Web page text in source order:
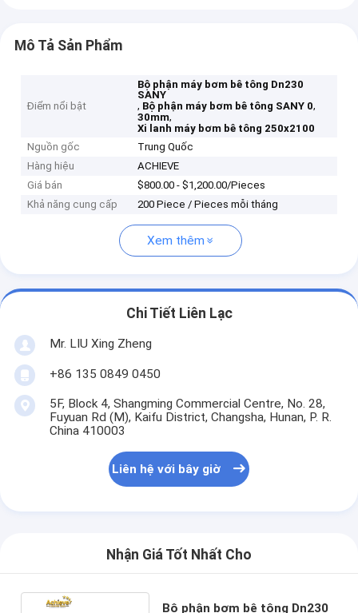
Mô Tả Sản Phẩm
Điểm nổi bật
Bộ phận máy bơm bê tông Dn230
SANY
, Bộ phận máy bơm bê tông SANY 0,
30mm,
Xi lanh máy bơm bê tông 250x2100
Nguồn gốc
Trung Quốc
Hàng hiệu
ACHIEVE
Giá bán
$800.00 - $1,200.00/Pieces
Khả năng cung cấp
200 Piece / Pieces mỗi tháng
Xem thêm
Chi Tiết Liên Lạc
Mr. LIU Xing Zheng
+86 135 0849 0450
5F, Block 4, Shangming Commercial Centre, No. 28,
Fuyuan Rd (M), Kaifu District, Changsha, Hunan, P. R.
China 410003
Liên hệ với bây giờ
Nhận Giá Tốt Nhất Cho
Bộ phận bơm bê tông Dn230